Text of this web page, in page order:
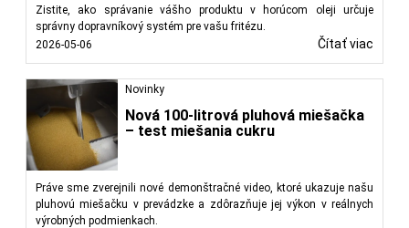
Zistite, ako správanie vášho produktu v horúcom oleji určuje
správny dopravníkový systém pre vašu fritézu.
2026-05-06
Čítať viac
Novinky
Nová 100-litrová pluhová miešačka
– test miešania cukru
Práve sme zverejnili nové demonštračné video, ktoré ukazuje našu
pluhovú miešačku v prevádzke a zdôrazňuje jej výkon v reálnych
výrobných podmienkach.